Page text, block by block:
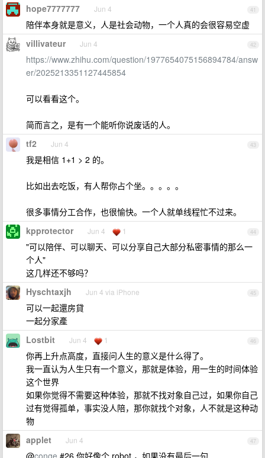
41
hope7777777 Jun 4
陪伴本身就是意义，人是社会动物，一个人真的会很容易空虚
42
villivateur Jun 4
https://www.zhihu.com/question/1977654075156894784/answ
er/2025213351127445854
可以看看这个。
简而言之，是有一个能听你说废话的人。
43
tf2 Jun 4
我是相信 1+1 > 2 的。
比如出去吃饭，有人帮你占个坐。。。。。
很多事情分工合作，也很愉快。一个人就单线程忙不过来。
44
kpprotector Jun 4 1
"可以陪伴、可以聊天、可以分享自己大部分私密事情的那么一
个人"
这几样还不够吗？
45
Hyschtaxjh Jun 4 via iPhone
可以一起還房貸
一起分家產
46
Lostbit Jun 4 1
你再上升点高度，直接问人生的意义是什么得了。
我一直认为人生只有一个意义，那就是体验，用一生的时间体验
这个世界
如果你觉得不需要这种体验，那就不找对象自己过，如果你自己
过有觉得孤单，事实没人陪，那你就找个对象，人不就是这种动
物
47
applet Jun 4
@conge #26 你好像个 robot ，如果没有最后一句